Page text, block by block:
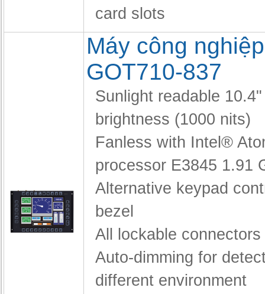
card slots
Máy công
GOT710-837
Sunlight readable
brightness (1000 nits)
Fanless with Intel®
processor E3845 1.91
Alternative keypad
bezel
All lockable connectors
Auto-dimming for
different environment